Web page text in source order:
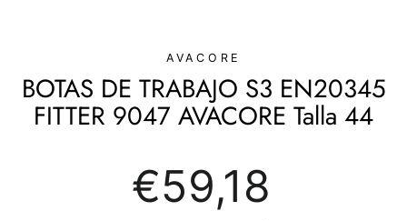
AVACORE
BOTAS DE TRABAJO S3 EN20345
FITTER 9047 AVACORE Talla 44
regular
€59,18